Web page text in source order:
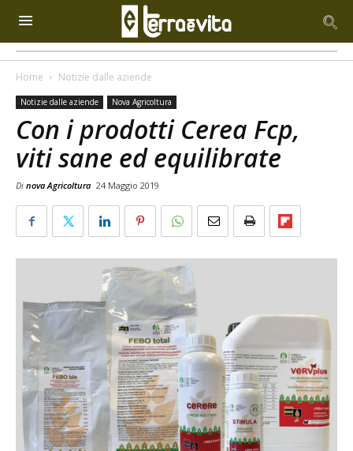
Home Notizie dalle aziende
Notizie dalle aziende Nova Agricoltura
Con i prodotti Cerea Fcp,
viti sane ed equilibrate
Di nova Agricoltura 24 Maggio 2019